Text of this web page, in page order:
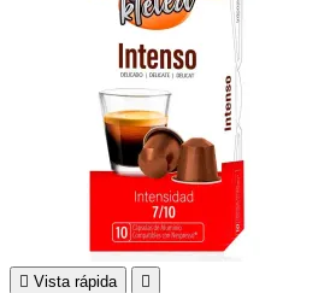
 Vista rápida 